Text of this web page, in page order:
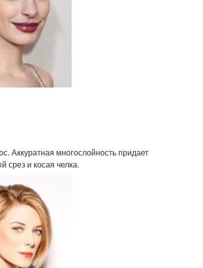
Аккуратная многослойность придает
срез и косая челка.